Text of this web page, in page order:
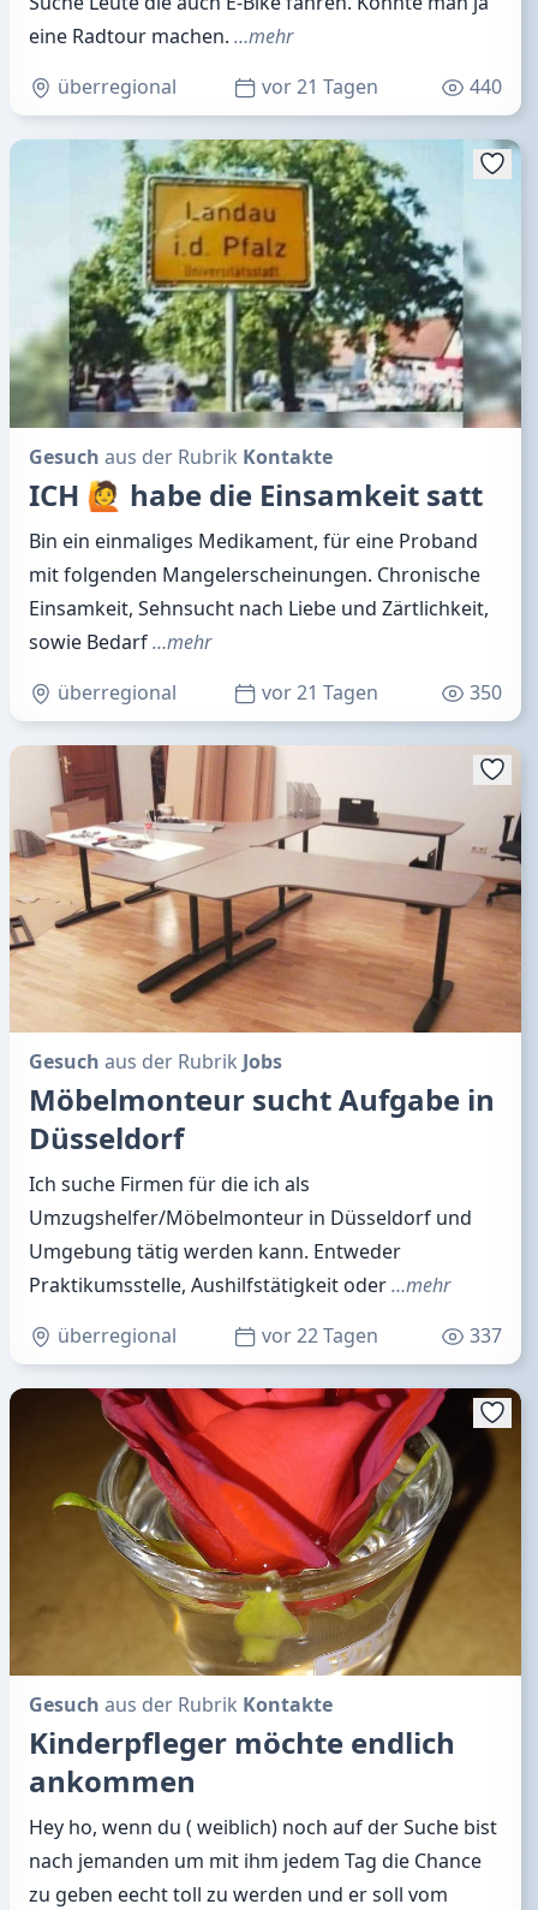
eine Radtour machen. …mehr
überregional
vor 21 Tagen 440
Gesuch aus der Rubrik Kontakte
ICH 🙋 habe die Einsamkeit satt
Bin ein einmaliges Medikament, für eine Proband
mit folgenden Mangelerscheinungen. Chronische
Einsamkeit, Sehnsucht nach Liebe und Zärtlichkeit,
sowie Bedarf…mehr
überregional
vor 21 Tagen 350
Gesuch aus der Rubrik Jobs
Möbelmonteur sucht Aufgabe in
Düsseldorf
Ich suche Firmen für die ich als
Umzugshelfer/Möbelmonteur in Düsseldorf und
Umgebung tätig werden kann. Entweder
Praktikumsstelle, Aushilfstätigkeit oder…mehr
überregional
vor 22 Tagen 337
Gesuch aus der Rubrik Kontakte
Kinderpfleger möchte endlich
ankommen
Hey ho, wenn du ( weiblich) noch auf der Suche bist
nach jemanden um mit ihm jedem Tag die Chance
zu geben eecht toll zu werden und er soll vom